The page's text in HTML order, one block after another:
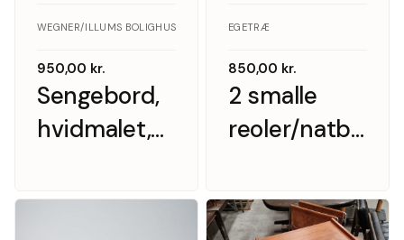
Sengebord,
hvidmalet,
Bolighus
WEGNER/ILLUMS BOLIGHUS · EGETRÆ
950,00 kr.
2 smalle
reoler/natborde,
EGETRÆ
850,00 kr.